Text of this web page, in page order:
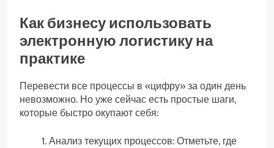
Как бизнесу использовать
электронную логистику на
практике
Перевести все процессы в «цифру» за один день
невозможно. Но уже сейчас есть простые шаги,
которые быстро окупают себя:
Анализ текущих процессов: Отметьте, где